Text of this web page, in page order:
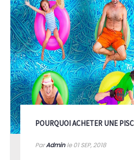
POURQUOI ACHETER UNE
ParAdminle 01SEP, 2018